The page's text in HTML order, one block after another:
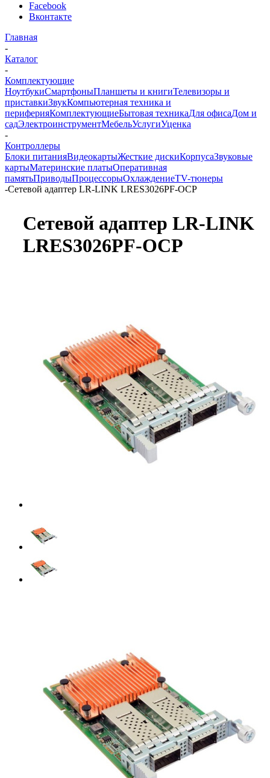
Facebook
Вконтакте
Главная
-
Каталог
-
Комплектующие
НоутбукиСмартфоныПланшеты и книгиТелевизоры и
приставкиЗвукКомпьютерная техника и
периферияКомплектующиеБытовая техникаДля офисаДом и
садЭлектроинструментМебельУслугиУценка
-
Контроллеры
Блоки питанияВидеокартыЖесткие дискиКорпусаЗвуковые
картыМатеринские платыОперативная
памятьПриводыПроцессорыОхлаждениеTV-тюнеры
-Сетевой адаптер LR-LINK LRES3026PF-OCP
Сетевой адаптер LR-LINK
LRES3026PF-OCP